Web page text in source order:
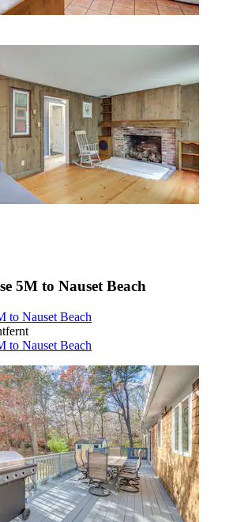
5M to Nauset Beach
to Nauset Beach
to Nauset Beach